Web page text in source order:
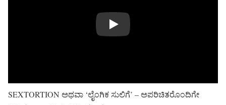
Play
SEXTORTION ಅಥವಾ ‘ಲೈಂಗಿಕ ಸುಲಿಗೆ’ – ಅಪರಿಚಿತರೊಂದಿಗೇ